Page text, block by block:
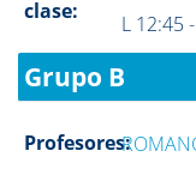
clase:
L 12:45
Grupo B
Profesores: